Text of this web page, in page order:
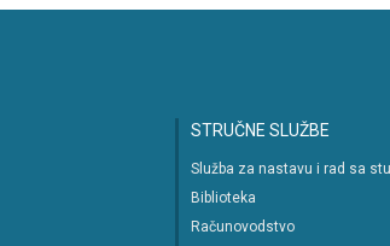
STRUČNE SLUŽBE
Služba za nastavu i rad sa
Biblioteka
Računovodstvo